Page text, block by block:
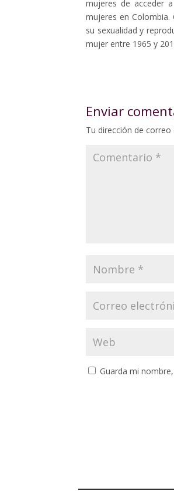
mujeres de acceder
mujeres en
su sexualidad y
mujer entre 1965 y
Enviar
Tu dirección de
Guarda mi